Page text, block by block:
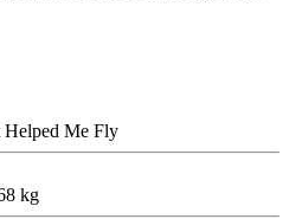
Helped Me Fly
kg